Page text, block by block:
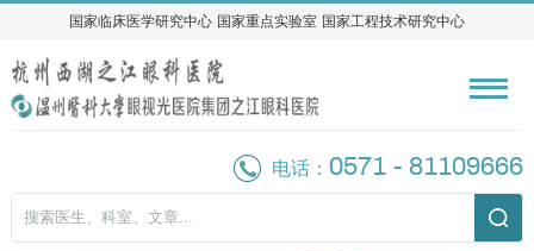
国家临床医学研究中心 国家重点实验室 国家工程技术研究中心
国家临床医学研究中心 国家重点实验室 国家工程技术研究中心
电话：0571 - 81109666